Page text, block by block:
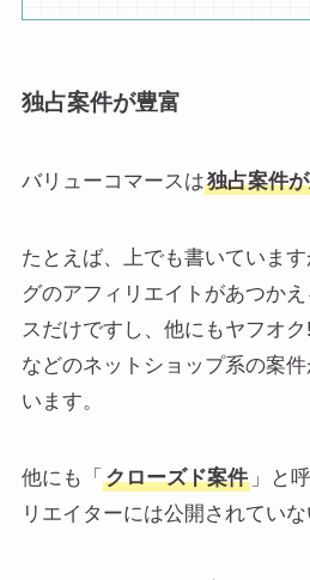
独占案件が豊富
バリューコマースは独占案件
たとえば、上でも書いていま
グのアフィリエイトがあつか
スだけですし、他にもヤフオ
などのネットショップ系の案
います。
他にも「 クローズド案件」と
リエイターには公開されていな